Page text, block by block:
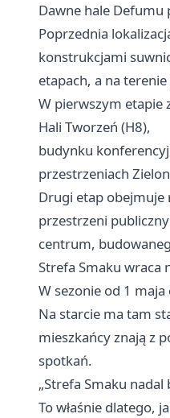
Dawne hale
Poprzednia
konstrukcjami
etapach, a na
W pierwszym etapie
Hali Tworzeń (H8),
budynku
przestrzeniach
Drugi etap obejmuje
przestrzeni
centrum,
Strefa Smaku wraca
W sezonie od 1 maja
Na starcie ma tam
mieszkańcy znają z
spotkań.
„Strefa Smaku nadal
To właśnie dlatego,